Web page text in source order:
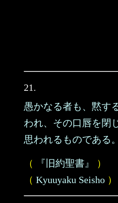
21.
愚かなる者も、黙す
われ、その口唇を閉
思われるものである。
（ 『旧約聖書』
）
（ Kyuuyaku Seisho ）